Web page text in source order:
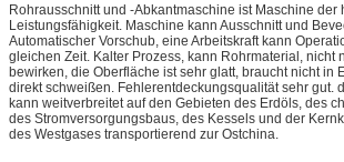
Rohrausschnitt und -Abkantmaschine ist Maschine der
Leistungsfähigkeit. Maschine kann Ausschnitt und
Automatischer Vorschub, eine Arbeitskraft kann
gleichen Zeit. Kalter Prozess, kann Rohrmaterial, nicht
bewirken, die Oberfläche ist sehr glatt, braucht nicht in
direkt schweißen. Fehlerentdeckungsqualität sehr gut.
kann weitverbreitet auf den Gebieten des Erdöls, des
des Stromversorgungsbaus, des Kessels und der
des Westgases transportierend zur Ostchina.